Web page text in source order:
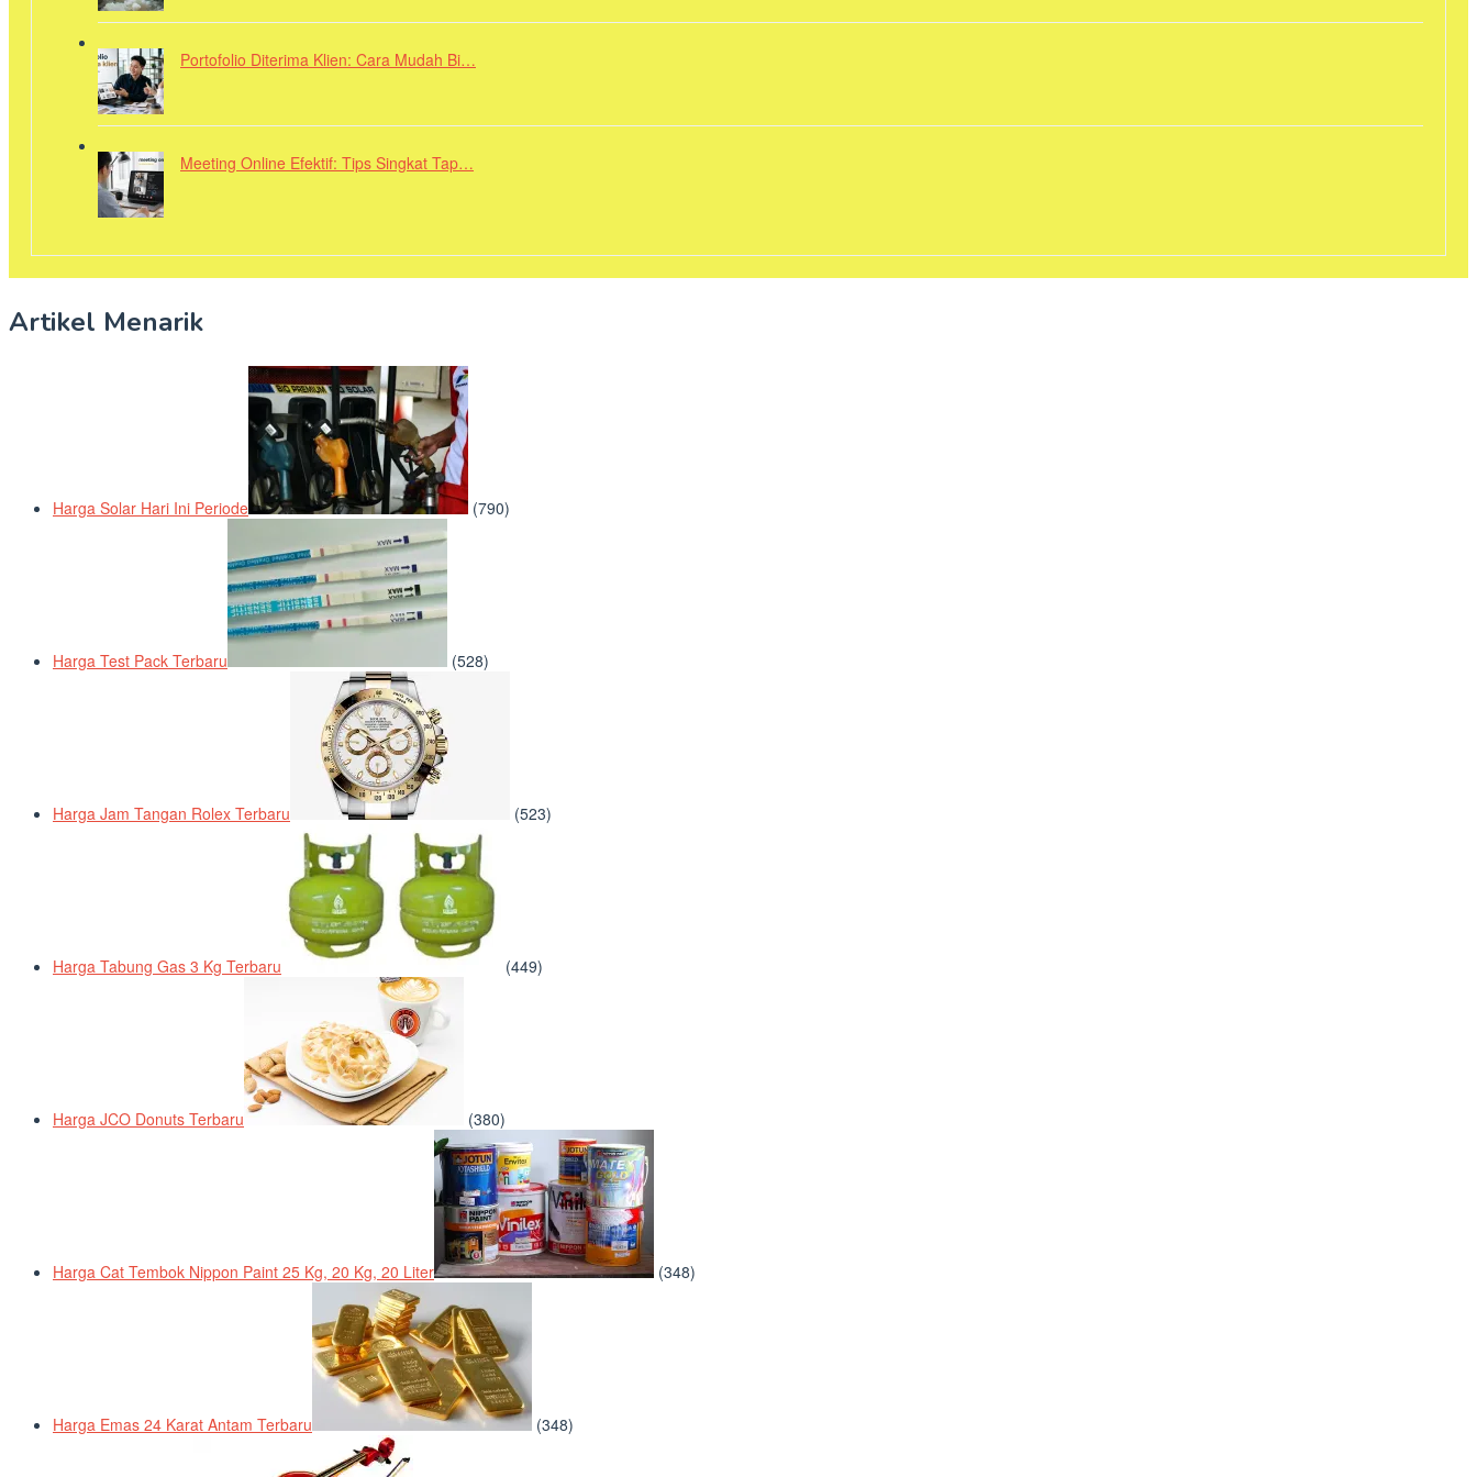
Portofolio Diterima Klien: Cara Mudah Bi…
Meeting Online Efektif: Tips Singkat Tap…
Artikel Menarik
Harga Solar Hari Ini Periode (790)
Harga Test Pack Terbaru (528)
Harga Jam Tangan Rolex Terbaru (523)
Harga Tabung Gas 3 Kg Terbaru (449)
Harga JCO Donuts Terbaru (380)
Harga Cat Tembok Nippon Paint 25 Kg, 20 Kg, 20 Liter (348)
Harga Emas 24 Karat Antam Terbaru (348)